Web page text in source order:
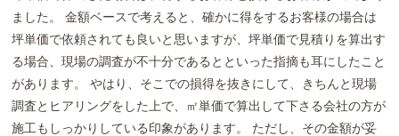
ました。 金額ベースで考えると、確かに得をするお客様の場合は
坪単価で依頼されても良いと思いますが、坪単価で見積りを算出す
る場合、現場の調査が不十分であるとといった指摘も耳にしたこと
があります。 やはり、そこでの損得を抜きにして、きちんと現場
調査とヒアリングをした上で、㎡単価で算出して下さる会社の方が
施工もしっかりしている印象があります。 ただし、その金額が妥